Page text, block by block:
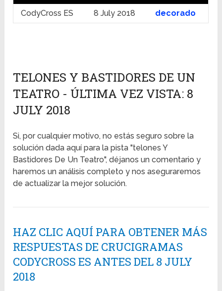
CodyCross ES 8 July 2018 decorado
TELONES Y BASTIDORES DE UN
TEATRO - ÚLTIMA VEZ VISTA: 8
JULY 2018
Si, por cualquier motivo, no estás seguro sobre la
solución dada aquí para la pista "telones Y
Bastidores De Un Teatro", déjanos un comentario y
haremos un análisis completo y nos aseguraremos
de actualizar la mejor solución.
HAZ CLIC AQUÍ PARA OBTENER MÁS
RESPUESTAS DE CRUCIGRAMAS
CODYCROSS ES ANTES DEL 8 JULY
2018